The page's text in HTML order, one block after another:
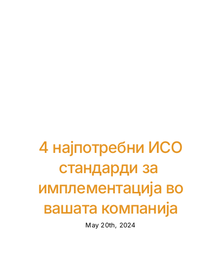
4 најпотребни ИСО
стандарди за
имплементација во
вашата компанија
May 20th, 2024